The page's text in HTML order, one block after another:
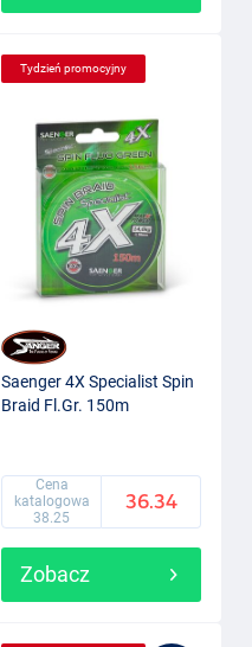
Tydzień promocyjny
Saenger 4X Specialist Spin
Braid Fl.Gr. 150m
Cena
katalogowa
38.25
36.34
Zobacz